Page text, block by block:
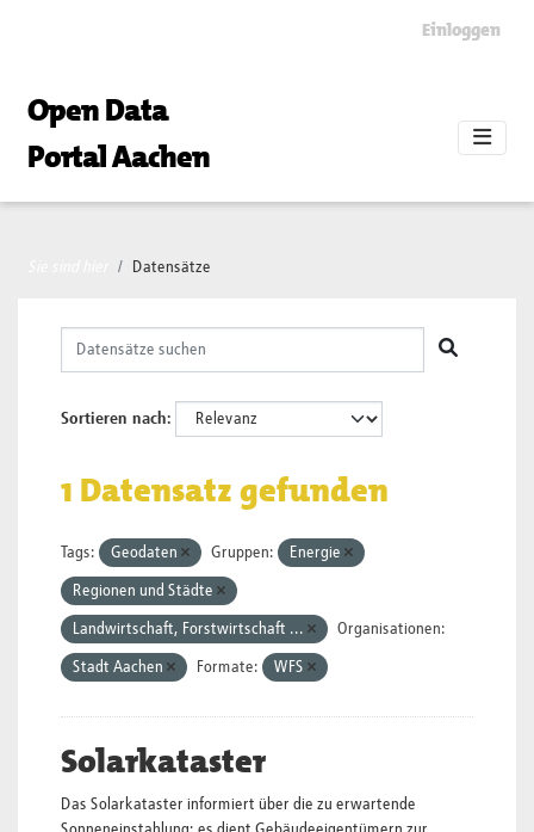
Einloggen
Open Data
Portal Aachen
Datensätze
Sortieren nach
1 Datensatz gefunden
Tags: Geodaten Gruppen: Energie
Regionen und Städte
Landwirtschaft, Forstwirtschaft ... Organisationen:
Stadt Aachen Formate: WFS
Solarkataster
Das Solarkataster informiert über die zu erwartende